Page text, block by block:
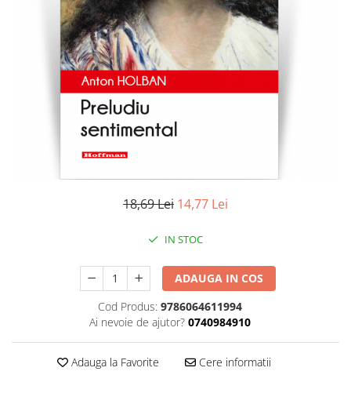
Literatura
Contemporana
Sociologie si filozofie
18,69 Lei 14,77 Lei
IN STOC
ADAUGA IN COS
Cod Produs: 9786064611994
Ai nevoie de ajutor? 0740984910
Adauga la Favorite Cere informatii